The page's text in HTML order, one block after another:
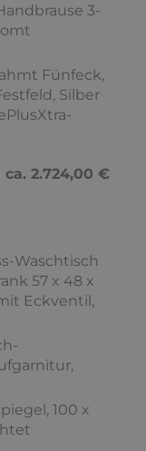
3-
Fünfeck,
Silber
ca. 2.724,00 €
Waschtisch
57 x 48 x
Eckventil,
100 x